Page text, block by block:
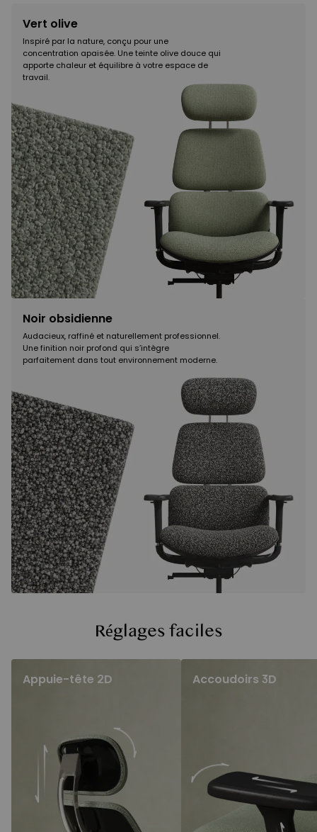
Vert olive
Inspiré par la nature, conçu pour une
concentration apaisée. Une teinte olive douce qui
apporte chaleur et équilibre à votre espace de
travail.
Noir obsidienne
Audacieux, raffiné et naturellement professionnel.
Une finition noir profond qui s’intègre
parfaitement dans tout environnement moderne.
Réglages faciles
Appuie-tête 2D Accoudoirs 3D